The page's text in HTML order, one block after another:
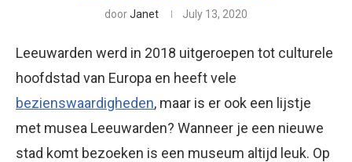
doorJanet July 13, 2020
Leeuwarden werd in 2018 uitgeroepen tot culturele
hoofdstad van Europa en heeft vele
bezienswaardigheden, maar is er ook een lijstje
met musea Leeuwarden? Wanneer je een nieuwe
stad komt bezoeken is een museum altijd leuk. Op